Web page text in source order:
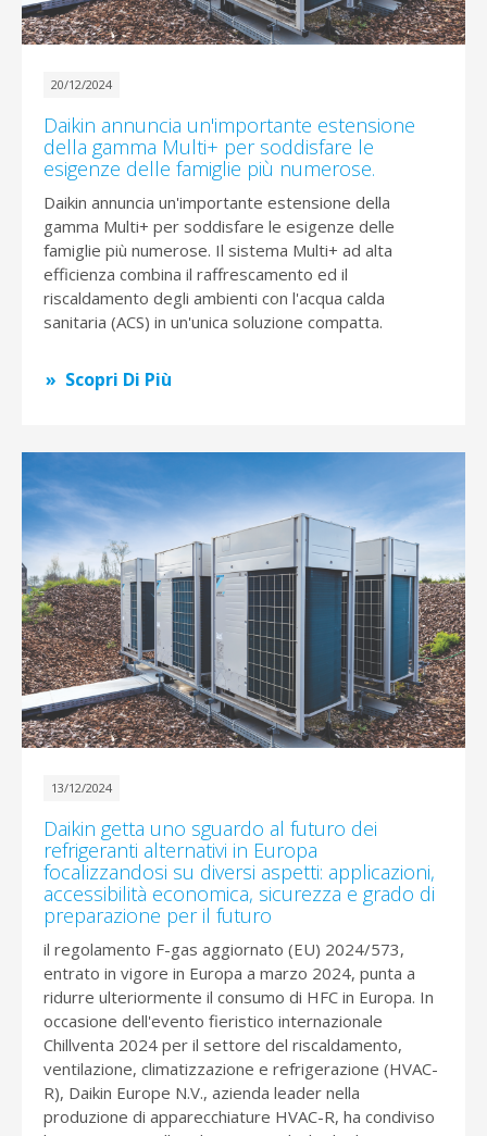
20/12/2024
Daikin annuncia un'importante estensione
della gamma Multi+ per soddisfare le
esigenze delle famiglie più numerose.
Daikin annuncia un'importante estensione della
gamma Multi+ per soddisfare le esigenze delle
famiglie più numerose. Il sistema Multi+ ad alta
efficienza combina il raffrescamento ed il
riscaldamento degli ambienti con l'acqua calda
sanitaria (ACS) in un'unica soluzione compatta.
Scopri Di Più
13/12/2024
Daikin getta uno sguardo al futuro dei
refrigeranti alternativi in Europa
focalizzandosi su diversi aspetti: applicazioni,
accessibilità economica, sicurezza e grado di
preparazione per il futuro
il regolamento F-gas aggiornato (EU) 2024/573,
entrato in vigore in Europa a marzo 2024, punta a
ridurre ulteriormente il consumo di HFC in Europa. In
occasione dell'evento fieristico internazionale
Chillventa 2024 per il settore del riscaldamento,
ventilazione, climatizzazione e refrigerazione (HVAC-
R), Daikin Europe N.V., azienda leader nella
produzione di apparecchiature HVAC-R, ha condiviso